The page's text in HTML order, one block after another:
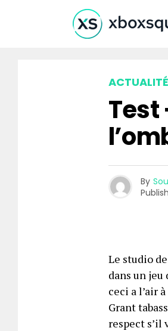
ACTUALITÉ
Test
By
Le studio
dans un
ceci a l’air
Grant
respect s’il